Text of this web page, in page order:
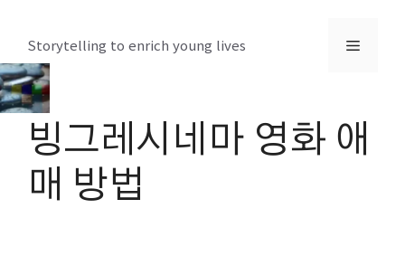
츠
로
건
Storytelling to enrich young lives 메
빙그레시네마 영화 애
매 방법